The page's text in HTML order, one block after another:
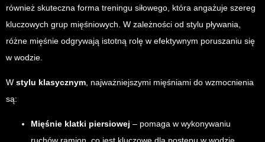
również skuteczna forma treningu siłowego, która angażuje szereg
kluczowych grup mięśniowych. W zależności od stylu pływania,
różne mięśnie odgrywają istotną rolę w efektywnym poruszaniu się
w wodzie.
W stylu klasycznym, najważniejszymi mięśniami do wzmocnienia
są:
Mięśnie klatki piersiowej – pomaga w wykonywaniu